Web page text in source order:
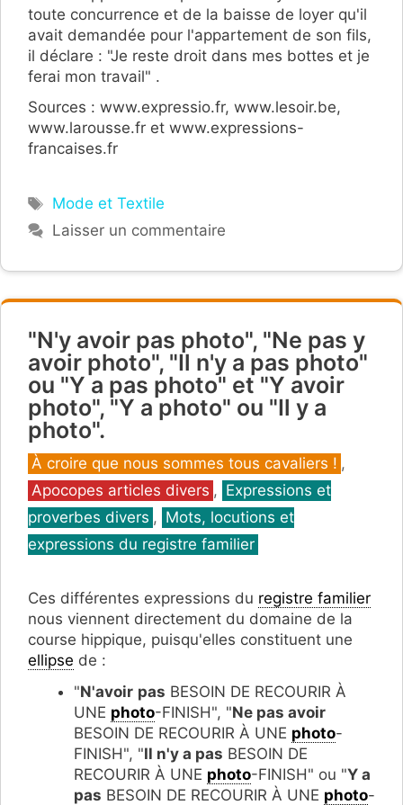
toute concurrence et de la baisse de loyer qu'il
avait demandée pour l'appartement de son fils,
il déclare : "Je reste droit dans mes bottes et je
ferai mon travail" .
Sources : www.expressio.fr, www.lesoir.be,
www.larousse.fr et www.expressions-
francaises.fr
Étiquettes
Mode et Textile
Laisser un commentaire
"N'y avoir pas photo", "Ne pas y
avoir photo", "Il n'y a pas photo"
ou "Y a pas photo" et "Y avoir
photo", "Y a photo" ou "Il y a
photo".
Catégories
À croire que nous sommes tous cavaliers ! ,
Apocopes articles divers , Expressions et
proverbes divers , Mots, locutions et
expressions du registre familier
Ces différentes expressions du registre familier
nous viennent directement du domaine de la
course hippique, puisqu'elles constituent une
ellipse de :
"N'avoir pas BESOIN DE RECOURIR À
UNE photo-FINISH", "Ne pas avoir
BESOIN DE RECOURIR À UNE photo-
FINISH", "Il n'y a pas BESOIN DE
RECOURIR À UNE photo-FINISH" ou "Y a
pas BESOIN DE RECOURIR À UNE photo-